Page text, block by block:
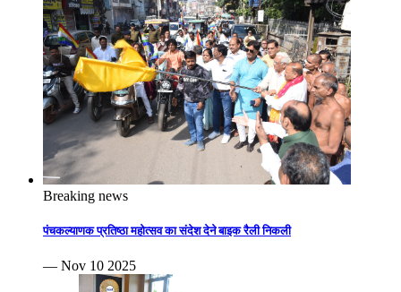
Breaking news
पंचकल्याणक प्रतिष्ठा महोत्सव का संदेश देने बाइक रैली निकली
— Nov 10 2025